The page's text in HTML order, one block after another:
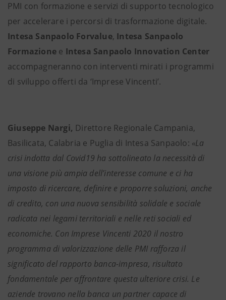
PMI con formazione e servizi di supporto tecnologico
per accelerare i percorsi di trasformazione digitale.
Intesa Sanpaolo Forvalue, Intesa Sanpaolo
Formazione e Intesa Sanpaolo Innovation Center
accompagneranno con interventi mirati i programmi
di sviluppo offerti da ‘Imprese Vincenti’.
Giuseppe Nargi, Direttore Regionale Campania,
Basilicata, Calabria e Puglia di Intesa Sanpaolo: «La
crisi indotta dal Covid19 ha sottolineato la necessità di
una visione più ampia dell’interesse comune e ci ha
imposto di ricercare, definire e proporre soluzioni, anche
di credito, con una nuova sensibilità solidale e sociale
radicata nei legami territoriali e nelle reti sociali ed
economiche. Con Imprese Vincenti 2020 il nostro
programma di valorizzazione delle PMI rafforza il
significato del rapporto banca-impresa, risultato
fondamentale per affrontare questa ulteriore crisi. Le
aziende trovano nella banca un partner capace di